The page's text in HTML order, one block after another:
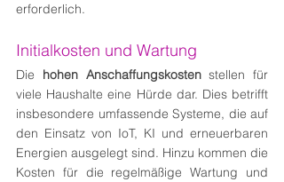
erforderlich.
Initialkosten und Wartung
Die hohen Anschaffungskosten stellen für
viele Haushalte eine Hürde dar. Dies betrifft
insbesondere umfassende Systeme, die auf
den Einsatz von IoT, KI und erneuerbaren
Energien ausgelegt sind. Hinzu kommen die
Kosten für die regelmäßige Wartung und